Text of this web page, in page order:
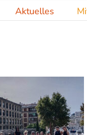
Aktuelles